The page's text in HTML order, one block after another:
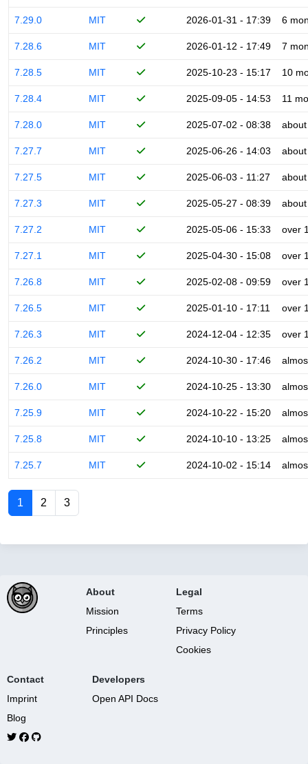
7.29.0 MIT 2026-01-31 - 17:39 6
7.28.6 MIT 2026-01-12 - 17:49 7
7.28.5 MIT 2025-10-23 - 15:17 10
7.28.4 MIT 2025-09-05 - 14:53 11
7.28.0 MIT 2025-07-02 - 08:38
7.27.7 MIT 2025-06-26 - 14:03
7.27.5 MIT 2025-06-03 - 11:27
7.27.3 MIT 2025-05-27 - 08:39
7.27.2 MIT 2025-05-06 - 15:33 over
7.27.1 MIT 2025-04-30 - 15:08 over
7.26.8 MIT 2025-02-08 - 09:59 over
7.26.5 MIT 2025-01-10 - 17:11 over
7.26.3 MIT 2024-12-04 - 12:35 over
7.26.2 MIT 2024-10-30 - 17:46
7.26.0 MIT 2024-10-25 - 13:30
7.25.9 MIT 2024-10-22 - 15:20
7.25.8 MIT 2024-10-10 - 13:25
7.25.7 MIT 2024-10-02 - 15:14
1 2 3
About
Mission
Principles
Legal
Terms
Privacy Policy
Cookies
Contact
Imprint
Blog
Developers
Open API Docs